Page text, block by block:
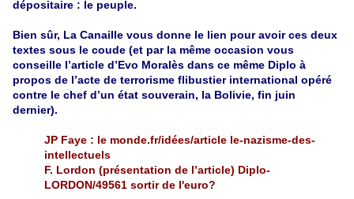
dépositaire : le peuple.
Bien sûr, La Canaille vous donne le lien pour avoir ces deux
textes sous le coude (et par la même occasion vous
conseille l’article d’Evo Moralès dans ce même Diplo à
propos de l’acte de terrorisme flibustier international opéré
contre le chef d’un état souverain, la Bolivie, fin juin
dernier).
JP Faye : le monde.fr/idées/article le-nazisme-des-
intellectuels
F. Lordon (présentation de l’article) Diplo-
LORDON/49561 sortir de l'euro?